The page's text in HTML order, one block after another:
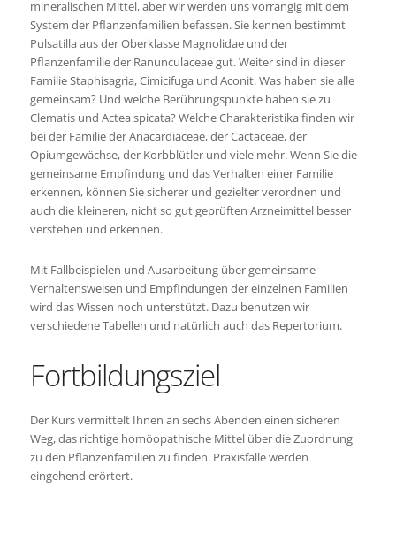
mineralischen Mittel, aber wir werden uns vorrangig mit dem
System der Pflanzenfamilien befassen. Sie kennen bestimmt
Pulsatilla aus der Oberklasse Magnolidae und der
Pflanzenfamilie der Ranunculaceae gut. Weiter sind in dieser
Familie Staphisagria, Cimicifuga und Aconit. Was haben sie alle
gemeinsam? Und welche Berührungspunkte haben sie zu
Clematis und Actea spicata? Welche Charakteristika finden wir
bei der Familie der Anacardiaceae, der Cactaceae, der
Opiumgewächse, der Korbblütler und viele mehr. Wenn Sie die
gemeinsame Empfindung und das Verhalten einer Familie
erkennen, können Sie sicherer und gezielter verordnen und
auch die kleineren, nicht so gut geprüften Arzneimittel besser
verstehen und erkennen.
Mit Fallbeispielen und Ausarbeitung über gemeinsame
Verhaltensweisen und Empfindungen der einzelnen Familien
wird das Wissen noch unterstützt. Dazu benutzen wir
verschiedene Tabellen und natürlich auch das Repertorium.
Fortbildungsziel
Der Kurs vermittelt Ihnen an sechs Abenden einen sicheren
Weg, das richtige homöopathische Mittel über die Zuordnung
zu den Pflanzenfamilien zu finden. Praxisfälle werden
eingehend erörtert.